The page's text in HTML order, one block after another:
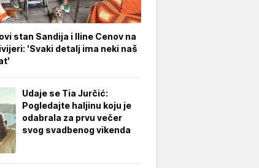
stan Sandija i Iline Cenov na
'Svaki detalj ima neki naš
Udaje se Tia Jurčić:
Pogledajte haljinu koju je
odabrala za prvu večer
svog svadbenog vikenda